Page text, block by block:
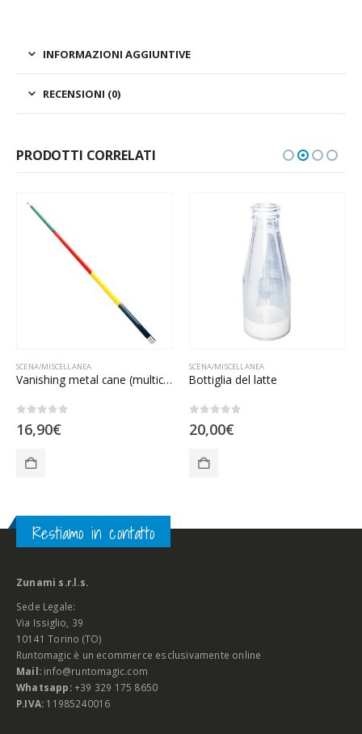
INFORMAZIONI AGGIUNTIVE
RECENSIONI (0)
PRODOTTI CORRELATI
,SCENA/MISCELLANEA
SCENA/MISCELLANEA
Vanishing metal cane (multicolor)
16,90€
SCENA/MISCELLANEA
Bottiglia del latte
20,00€
Restiamo in contatto
Zunami s.r.l.s.
Sede Legale:
Via Issiglio, 39
10141 Torino (TO)
Runtomagic è un ecommerce esclusivamente online
Mail: info@runtomagic.com
Whatsapp: +39 329 175 8650
P.IVA: 11985240016